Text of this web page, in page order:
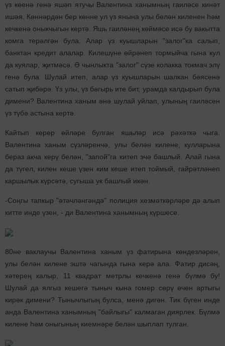
үз көенә генә яшәп ятучы Валентина ханымның гаиләсе кинәт
ишәя. Көннәрдән бер көнне ул үз янына улы белән киленен һәм
кечкенә оныкчыгын кертә. Яшь гаиләнең көймәсе исә бу вакытта
комга терәлгән була. Алар үз куышларын "залог"ка салып,
банктан кредит алалар. Килешүне өйрәнеп тормыйча гына кул
да куялар, җитмәсә. Ә чынлыкта "залог" сүзе колакка токмач элү
генә була. Шулай итеп, алар үз куышларын шалкан бәясенә
сатып җибәрә. Үз улы, үз бәгырь ите бит, урамда калдырып була
димени? Валентина ханым әнә шулай уйлап, улының гаиләсен
үз түбә астына кертә.
Кайтып керер өйләре булган яшьләр исә рәхәткә чыга.
Валентина ханым сүзләренчә, улы белән килене, кулларына
бераз акча керү белән, "запой"га китеп эчә башлый. Алай гына
да түгел, килен кеше үзен ким кеше итеп тоймый, гайрәтләнеп
каршылык күрсәтә, сугыша ук башлый икән.
-Соңгы тапкыр "әтәчләнгәндә" полиция хезмәткәрләре дә алып
китте инде үзен, - ди Валентина ханымның күршесе.
80не ваклаучы Валентина ханым үз фатирына көндезләрен,
улы белән килене эштә чагында гына керә ала. Фатир дисәң,
хәтерең калыр, 11 квадрат метрлы кечкенә генә бүлмә бу!
Шулай да ялгыз кешегә тыныч кына гомер сөрү өчен артыгы
кирәк димени? Тынычлыгың булса, менә дигән. Тик бүген инде
анда Валентина ханымның "байлыгы" калмаган диярлек. Бүлмә
килене һәм оныгының киемнәре белән шыплап тулган.